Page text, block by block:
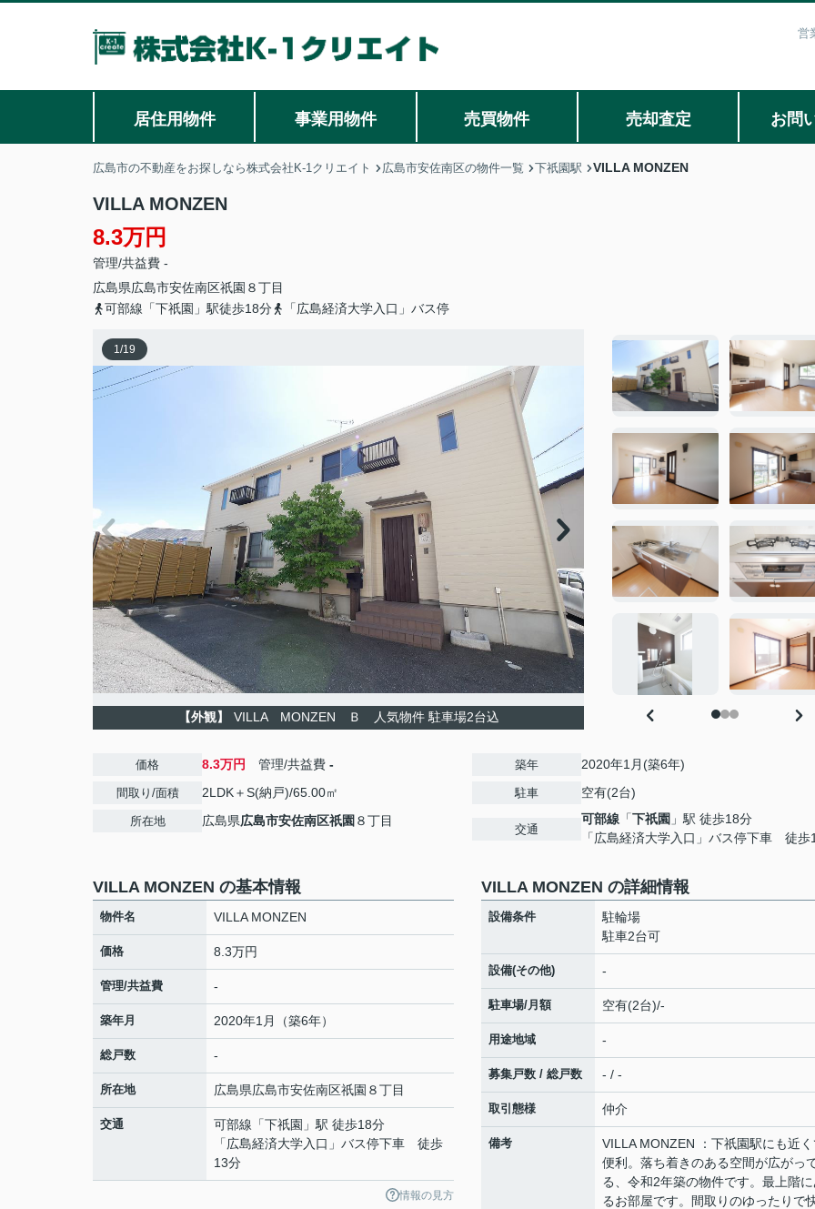
営
居住用物件 事業用物件 売買物件 売却査定 お問
広島市の不動産をお探しなら株式会社K-1クリエイト 広島市安佐南区の物件一覧 下祇園駅 VILLA MONZEN
VILLA MONZEN
8.3万円
管理/共益費 -
広島県広島市安佐南区祇園 ８丁目
可部線「下祇園」駅徒歩18分
「広島経済大学入口」バス停
1/19
【外観】 VILLA MONZEN Ｂ 人気物件 駐車場2台込
価格 8.3万円 管理/共益費 -
間取り/面積 2LDK＋S(納戸)/65.00㎡
所在地 広島県広島市安佐南区祇園 ８丁目
築年 2020年1月(築6年)
駐車 空有(2台)
交通
可部線 「下祇園 」駅 徒歩18分
「広島経済大学入口」バス停下車 徒歩
VILLA MONZEN の基本情報
物件名 VILLA MONZEN
価格 8.3万円
管理/共益費 -
築年月 2020年1月（築6年）
総戸数 -
所在地 広島県広島市安佐南区祇園 ８丁目
交通 可部線 「下祇園 」駅 徒歩18分
「広島経済大学入口」バス停下車 徒歩
13分
情報の見方
VILLA MONZEN の詳細情報
設備条件
駐輪場
駐車2台可
設備(その他) -
駐車場/月額 空有(2台)/-
用途地域 -
募集戸数 / 総戸数 - / -
取引態様 仲介
備考
VILLA MONZEN ：下祇園駅にも近く
便利。落ち着きのある空間が広がっ
る、令和2年築の物件です。最上階に
るお部屋です。間取りのゆったりで